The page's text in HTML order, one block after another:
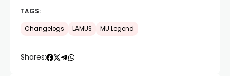
TAGS:
Changelogs LAMUS MU Legend
Shares: